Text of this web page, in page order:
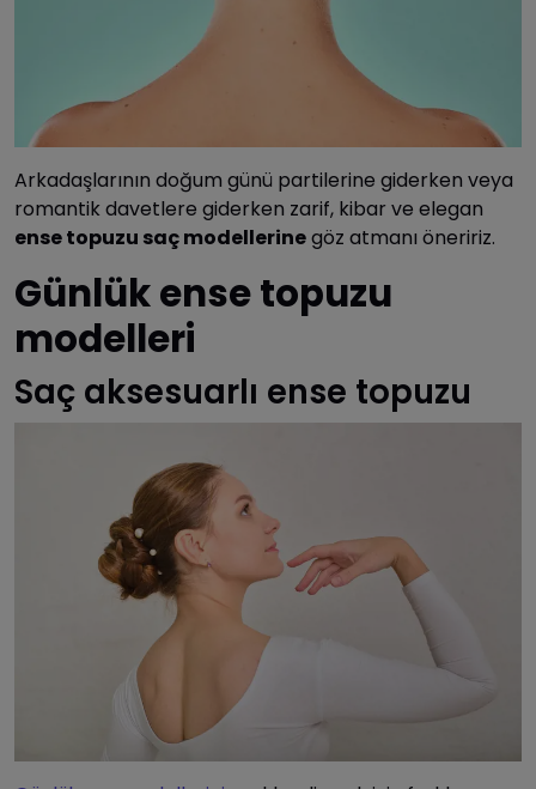
Arkadaşlarının doğum günü partilerine giderken veya
romantik davetlere giderken zarif, kibar ve elegan
ense topuzu saç modellerinegöz atmanı öneririz.
Günlük ense topuzu
modelleri
Saç aksesuarlı ense topuzu